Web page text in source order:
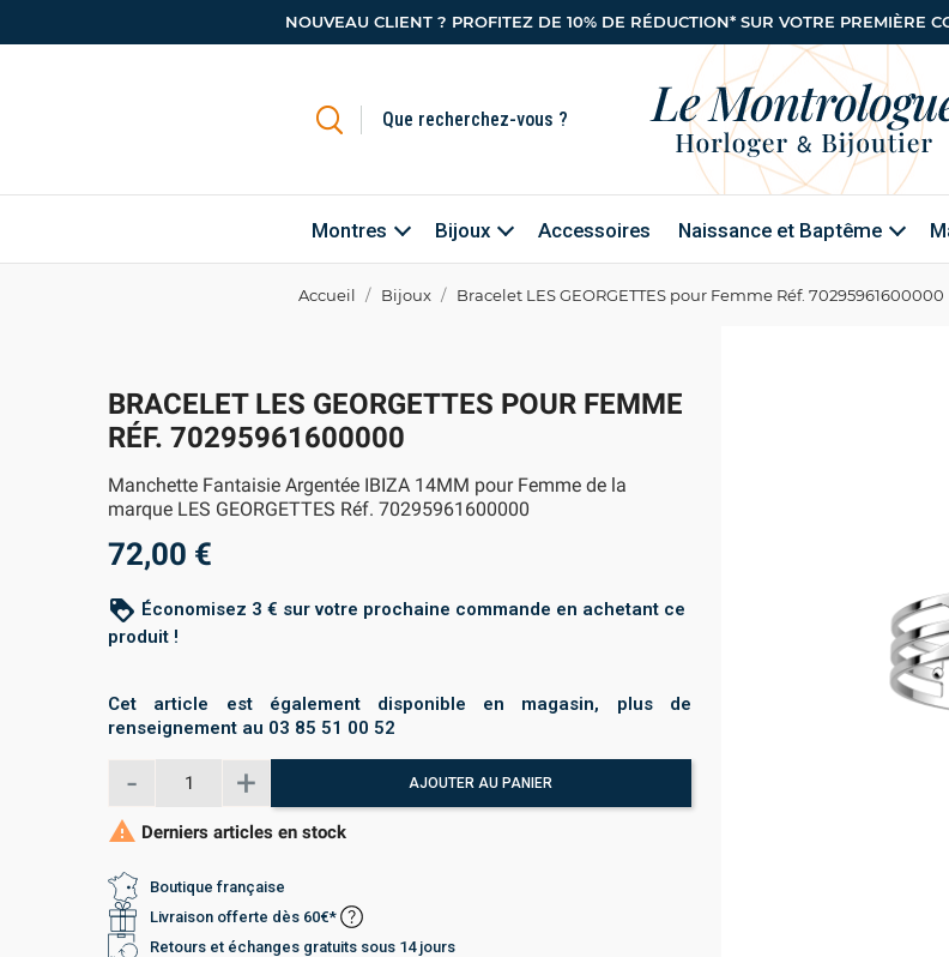
NOUVEAU CLIENT ? PROFITEZ DE 10% DE RÉDUCTION* SUR VOTRE PREMIÈRE
Montres Bijoux Accessoires Naissance et Baptême
Accueil Bijoux Bracelet LES GEORGETTES pour Femme Réf. 70295961600000
BRACELET LES GEORGETTES POUR FEMME
RÉF. 70295961600000
Manchette Fantaisie Argentée IBIZA 14MM pour Femme de la
marque LES GEORGETTES Réf. 70295961600000
72,00 €
loyalty Économisez 3 € sur votre prochaine commande en achetant ce
produit !
Cet article est également disponible en magasin, plus de
renseignement au 03 85 51 00 52
AJOUTER AU PANIER
 Derniers articles en stock
Boutique française
Livraison offerte dès 60€*
Retours et échanges gratuits sous 14 jours